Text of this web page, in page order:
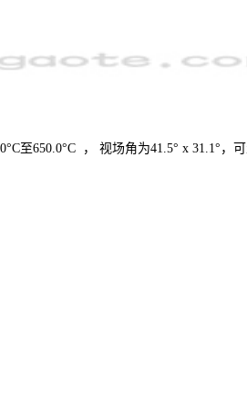
至650.0°C ， 视场角为41.5° x 31.1°，